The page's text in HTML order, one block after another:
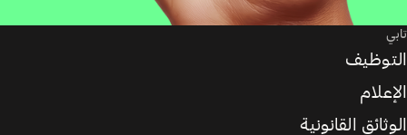
تابي
التوظيف
الإعلام
الوثائق القانونية